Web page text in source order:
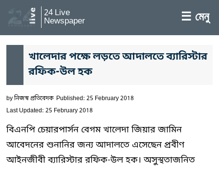
24 Live
Newspaper ☰ মেনু
খালেদার পক্ষে লড়তে আদালতে ব্যারিস্টার
রফিক-উল হক
byনিজস্ব প্রতিবেদক Published: 25 February 2018
Last Updated: 25 February 2018
বিএনপি চেয়ারপার্সন বেগম খালেদা জিয়ার জামিন
আবেদনের শুনানির জন্য আদালতে এসেছেন প্রবীণ
আইনজীবী ব্যারিস্টার রফিক-উল হক। অসুস্থতাজনিত